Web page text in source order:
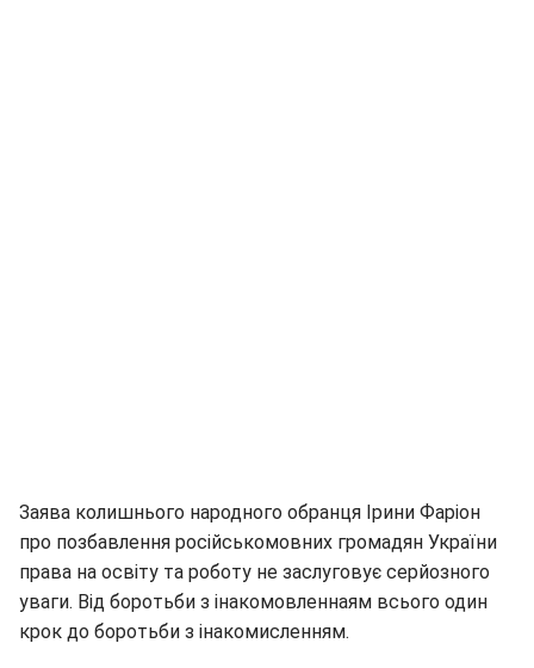
Заява колишнього народного обранця Ірини Фаріон
про позбавлення російськомовних громадян України
права на освіту та роботу не заслуговує серйозного
уваги. Від боротьби з інакомовленнаям всього один
крок до боротьби з інакомисленням.